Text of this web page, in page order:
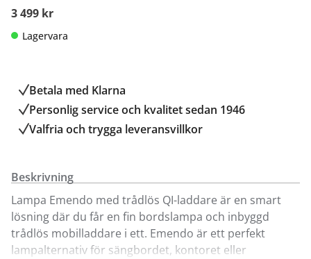
3 499 kr
Lagervara
Betala med Klarna
Personlig service och kvalitet sedan 1946
Valfria och trygga leveransvillkor
Beskrivning
Lampa Emendo med trådlös QI-laddare är en smart
lösning där du får en fin bordslampa och inbyggd
trådlös mobilladdare i ett. Emendo är ett perfekt
lampalternativ för sängbordet, kontoret eller